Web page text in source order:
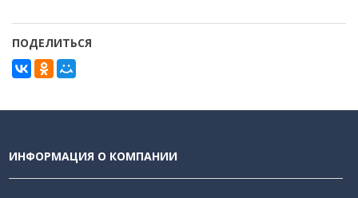
ПОДЕЛИТЬСЯ
ИНФОРМАЦИЯ О КОМПАНИИ